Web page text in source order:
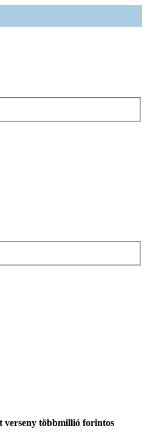
verseny többmillió forintos